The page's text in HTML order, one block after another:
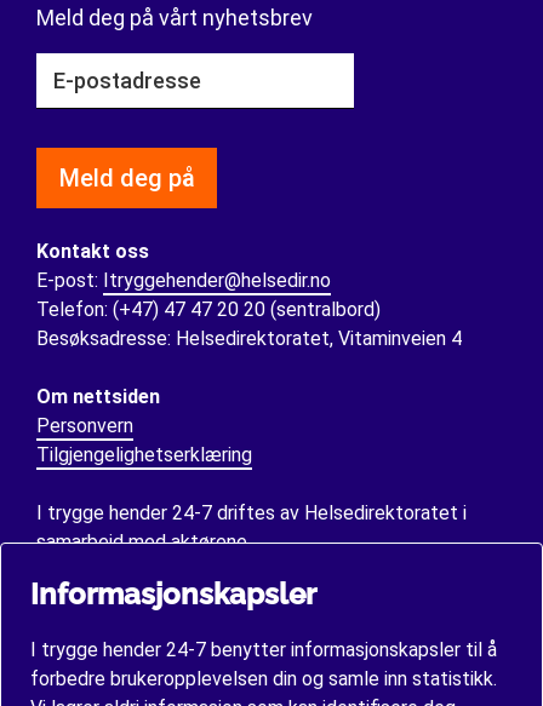
Informasjonskapsler
I trygge hender 24-7 benytter informasjonskapsler til å
forbedre brukeropplevelsen din og samle inn statistikk.
Meld deg på vårt nyhetsbrev
Meld deg på
Kontakt oss
E-post: Itryggehender@helsedir.no
Telefon: (+47) 47 47 20 20 (sentralbord)
Besøksadresse: Helsedirektoratet, Vitaminveien 4
Om nettsiden
Personvern
Tilgjengelighetserklæring
I trygge hender 24-7 driftes av Helsedirektoratet i
samarbeid medaktørene.
Facebook